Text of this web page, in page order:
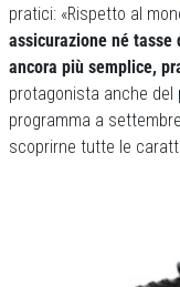
pratici: «Rispetto al
assicurazione né
ancora più semplice,
protagonista anche del
programma a
scoprirne tutte le